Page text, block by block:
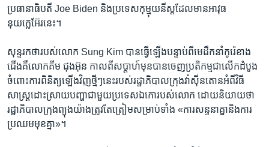
ប្រធានាធិបតី ​Joe Biden​ និង​ប្រទេស​កុម្មុយនីស្ត​ដែល​មាន​អាវុធ​
នុយក្លេអ៊ែរ​នេះ។​
សុន្ទរកថា​របស់​លោក​ Sung Kim​ បាន​ធ្វើឡើង​បន្ទាប់ពី​មេដឹកនាំ​កូរ៉េ​ខាង
ជើង​គឺ​លោក​គីម ជុងអ៊ុន​ កាលពី​សប្តាហ៍​មុន​បាន​ចេញ​ប្រតិកម្ម​ជាលើក​ដំបូង​
ចំពោះ​ការ​ពិនិត្យ​ឡើង​វិញ​ថ្មីៗ​នេះ​របស់​រដ្ឋាភិបាល​ក្រុង​វ៉ាស៊ីនតោន​អំពី​វិធី
សាស្រ្ត​ដោះស្រាយ​បញ្ហា​ជាមួយ​ប្រទេស​ឯកោ​របស់​លោក​ ដោយ​និយាយ​ថា
រដ្ឋាភិបាល​ក្រុង​ព្យុងយ៉ាង​ត្រូវតែ​ត្រៀម​សម្រាប់​ទាំង​ «ការ​សន្ទនា​គ្នា​និង​ការ​
ប្រឈម​មុខ​គ្នា»។​